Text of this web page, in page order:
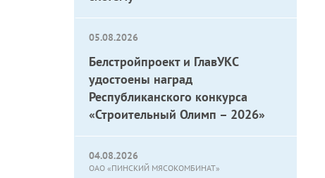
05.08.2026
Белстройпроект и ГлавУКС
удостоены наград
Республиканского конкурса
«Строительный Олимп – 2026»
04.08.2026
ОАО «ПИНСКИЙ МЯСОКОМБИНАТ»